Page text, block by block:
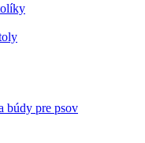
búdy pre psov